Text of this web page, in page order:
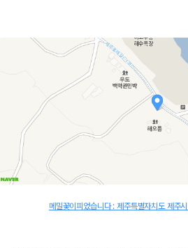
메밀꽃이피었습니다 : 제주특별자치도 제주